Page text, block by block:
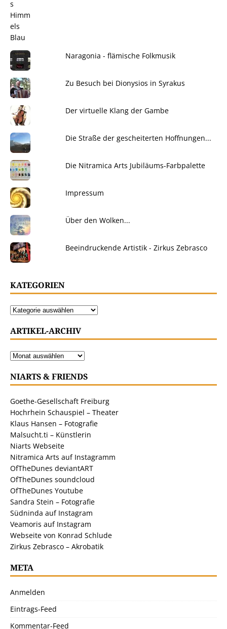
Naragonia - flämische Folkmusik
Zu Besuch bei Dionysios in Syrakus
Der virtuelle Klang der Gambe
Die Straße der gescheiterten Hoffnungen...
Die Nitramica Arts Jubiläums-Farbpalette
Impressum
Über den Wolken...
Beeindruckende Artistik - Zirkus Zebrasco
KATEGORIEN
ARTIKEL-ARCHIV
NIARTS & FRIENDS
Goethe-Gesellschaft Freiburg
Hochrhein Schauspiel – Theater
Klaus Hansen – Fotografie
Malsucht.ti – Künstlerin
Niarts Webseite
Nitramica Arts auf Instagramm
OfTheDunes deviantART
OfTheDunes soundcloud
OfTheDunes Youtube
Sandra Stein – Fotografie
Südninda auf Instagram
Veamoris auf Instagram
Webseite von Konrad Schlude
Zirkus Zebrasco – Akrobatik
META
Anmelden
Eintrags-Feed
Kommentar-Feed